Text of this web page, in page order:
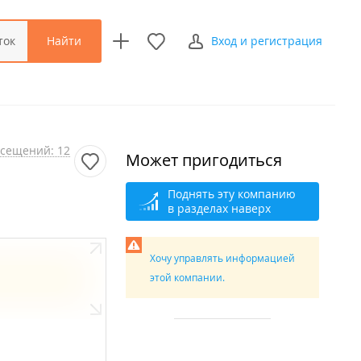
Найти Вход и регистрация
12 Может пригодиться
Поднять эту компанию
в разделах наверх
Хочу управлять информацией
этой компании.